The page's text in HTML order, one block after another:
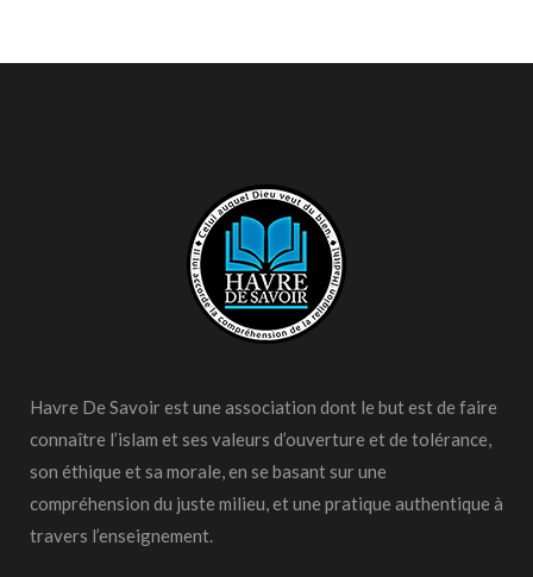
Havre De Savoir est une association dont le but est de faire
connaître l’islam et ses valeurs d’ouverture et de tolérance,
son éthique et sa morale, en se basant sur une
compréhension du juste milieu, et une pratique authentique à
travers l’enseignement.